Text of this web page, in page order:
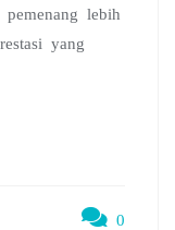
pemenang lebih
yang
0